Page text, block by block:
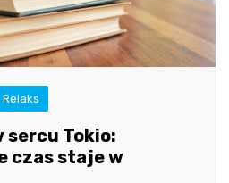
Relaks
sercu Tokio:
czas staje w